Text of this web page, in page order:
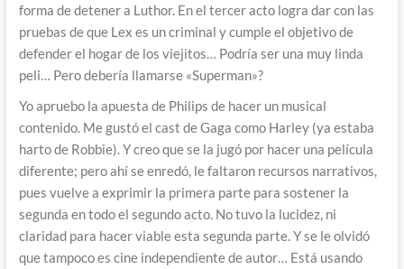
forma de detener a Luthor. En el tercer acto logra dar con las
pruebas de que Lex es un criminal y cumple el objetivo de
defender el hogar de los viejitos… Podría ser una muy linda
peli… Pero debería llamarse «Superman»?
Yo apruebo la apuesta de Philips de hacer un musical
contenido. Me gustó el cast de Gaga como Harley (ya estaba
harto de Robbie). Y creo que se la jugó por hacer una película
diferente; pero ahí se enredó, le faltaron recursos narrativos,
pues vuelve a exprimir la primera parte para sostener la
segunda en todo el segundo acto. No tuvo la lucidez, ni
claridad para hacer viable esta segunda parte. Y se le olvidó
que tampoco es cine independiente de autor… Está usando